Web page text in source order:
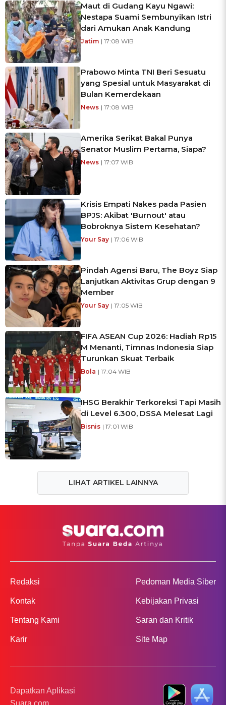
Maut di Gudang Kayu Ngawi:
Nestapa Suami Sembunyikan Istri
dari Amukan Anak Kandung
Jatim | 17:08 WIB
Prabowo Minta TNI Beri Sesuatu
yang Spesial untuk Masyarakat di
Bulan Kemerdekaan
News | 17:08 WIB
Amerika Serikat Bakal Punya
Senator Muslim Pertama, Siapa?
News | 17:07 WIB
Krisis Empati Nakes pada Pasien
BPJS: Akibat 'Burnout' atau
Bobroknya Sistem Kesehatan?
Your Say | 17:06 WIB
Pindah Agensi Baru, The Boyz Siap
Lanjutkan Aktivitas Grup dengan 9
Member
Your Say | 17:05 WIB
FIFA ASEAN Cup 2026: Hadiah Rp15
M Menanti, Timnas Indonesia Siap
Turunkan Skuat Terbaik
Bola | 17:04 WIB
IHSG Berakhir Terkoreksi Tapi Masih
di Level 6.300, DSSA Melesat Lagi
Bisnis | 17:01 WIB
LIHAT ARTIKEL LAINNYA
Redaksi
Kontak
Tentang Kami
Karir
Pedoman Media Siber
Kebijakan Privasi
Saran dan Kritik
Site Map
Dapatkan Aplikasi
Suara.com